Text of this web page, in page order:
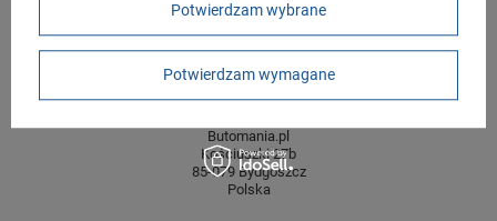
Czas na reklamację z tytułu rękojmi
2 lata
rękojmia wyłączona dla przedsiębiorców
Butomania.pl
Kościuszki 27b
85-079 Bydgoszcz
Polska
Potwierdzam wybrane
Potwierdzam wymagane